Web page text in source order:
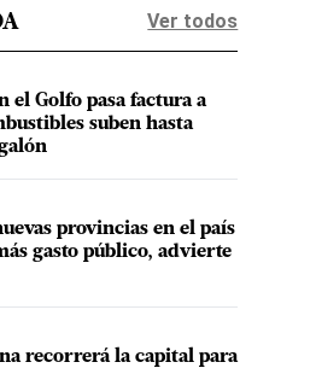
Ver todos
el Golfo pasa factura a
suben hasta
provincias en el país
gasto público, advierte
recorrerá la capital para